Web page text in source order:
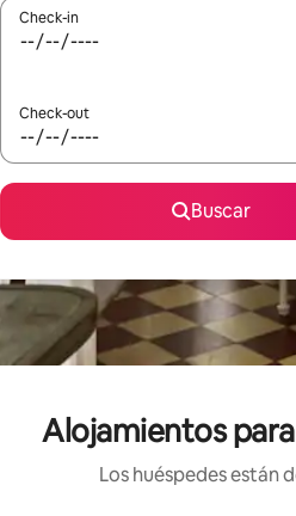
Check-in
Check-out
Buscar
Alojamientos
Los huéspedes están